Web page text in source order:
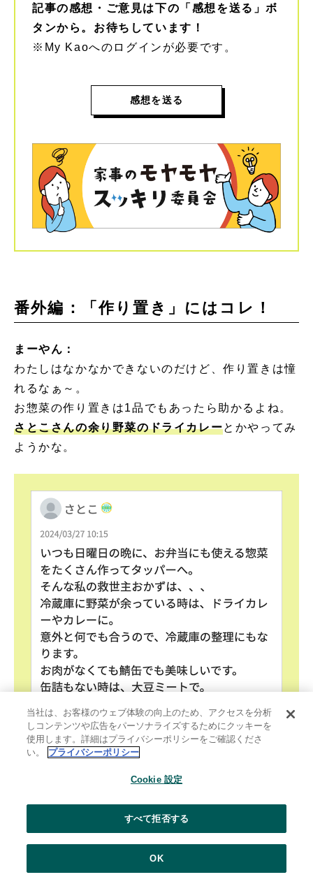
記事の感想・ご意見は下の「感想を送る」ボ
タンから。お待ちしています！
※My Kaoへのログインが必要です。
感想を送る
番外編：「作り置き」にはコレ！
まーやん：
わたしはなかなかできないのだけど、作り置きは憧
れるなぁ～。
お惣菜の作り置きは1品でもあったら助かるよね。
さとこさんの余り野菜のドライカレーとかやってみ
ようかな。
はなぽん：
作り置きがあると精神的に救われるよね。
だけど、作り置きを保存したタッパーの油汚れって
当社は、お客様のウェブ体験の向上のため、アクセスを分析
しコンテンツや広告をパーソナライズするためにクッキーを
使用します。詳細はプライバシーポリシーをご確認くださ
い。
プライバシーポリシー
Cookie 設定
すべて拒否する
OK